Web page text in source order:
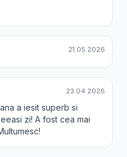
21.05.2026
23.04.2026
a iesit superb si
zi! A fost cea mai